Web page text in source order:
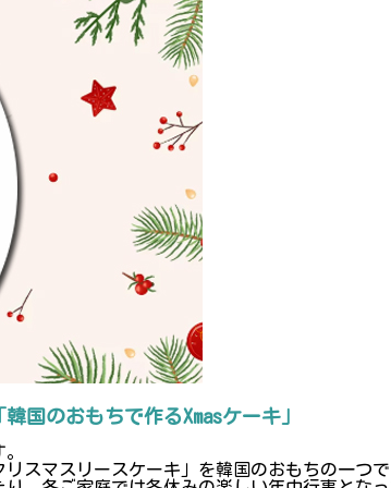
国のおもちで作るXmasケーキ」
スマスリースケーキ」を韓国のおもちの一つ